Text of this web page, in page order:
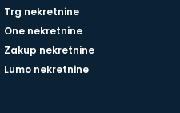
Trg nekretnine
One nekretnine
Zakup nekretnine
Lumo nekretnine